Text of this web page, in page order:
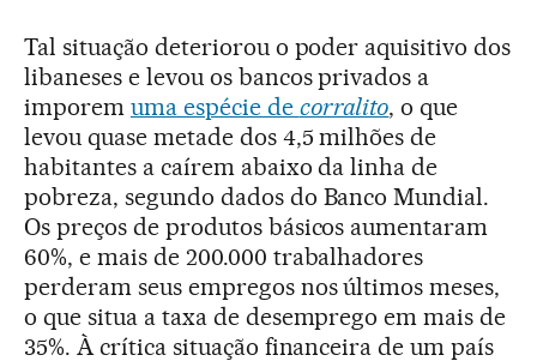
Tal situação deteriorou o poder aquisitivo dos
libaneses e levou os bancos privados a
imporem uma espécie de corralito, o que
levou quase metade dos 4,5 milhões de
habitantes a caírem abaixo da linha de
pobreza, segundo dados do Banco Mundial.
Os preços de produtos básicos aumentaram
60%, e mais de 200.000 trabalhadores
perderam seus empregos nos últimos meses,
o que situa a taxa de desemprego em mais de
35%. À crítica situação financeira de um país